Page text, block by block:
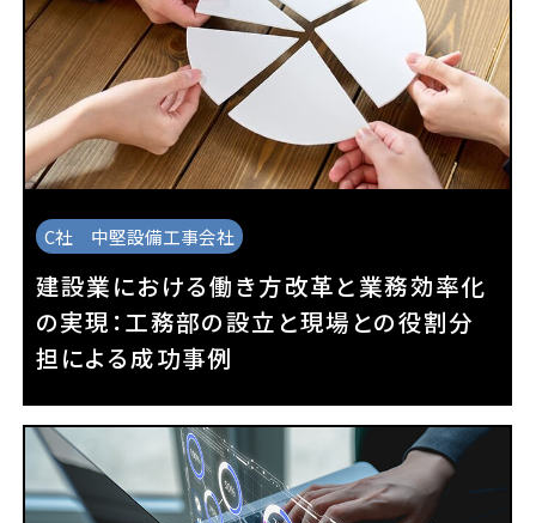
C社 中堅設備工事会社
建設業における働き方改革と業務効率化
の実現：工務部の設立と現場との役割分
担による成功事例